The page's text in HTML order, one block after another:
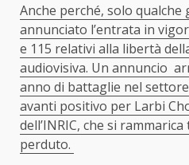
Anche perché, solo
annunciato l’entrata in
e 115 relativi alla libertà
audiovisiva. Un annuncio
anno di battaglie nel
avanti positivo per Larbi
dell’INRIC, che si
perduto.